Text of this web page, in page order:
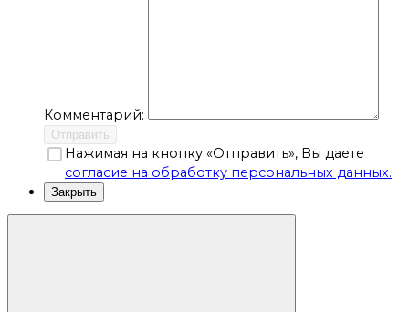
Комментарий:
Отправить
Нажимая на кнопку «Отправить», Вы даете
согласие на обработку персональных данных.
Закрыть